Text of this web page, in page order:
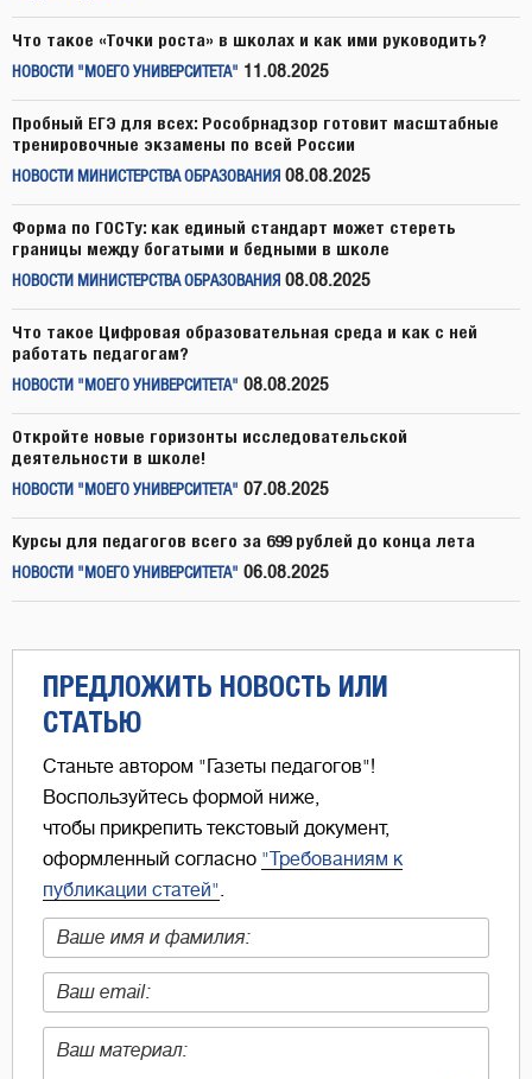
Что такое «Точки роста» в школах и как ими руководить?
НОВОСТИ "МОЕГО УНИВЕРСИТЕТА" 11.08.2025
Пробный ЕГЭ для всех: Рособрнадзор готовит масштабные
тренировочные экзамены по всей России
НОВОСТИ МИНИСТЕРСТВА ОБРАЗОВАНИЯ 08.08.2025
Форма по ГОСТу: как единый стандарт может стереть
границы между богатыми и бедными в школе
НОВОСТИ МИНИСТЕРСТВА ОБРАЗОВАНИЯ 08.08.2025
Что такое Цифровая образовательная среда и как с ней
работать педагогам?
НОВОСТИ "МОЕГО УНИВЕРСИТЕТА" 08.08.2025
Откройте новые горизонты исследовательской
деятельности в школе!
НОВОСТИ "МОЕГО УНИВЕРСИТЕТА" 07.08.2025
Курсы для педагогов всего за 699 рублей до конца лета
НОВОСТИ "МОЕГО УНИВЕРСИТЕТА" 06.08.2025
ПРЕДЛОЖИТЬ НОВОСТЬ ИЛИ
СТАТЬЮ
Станьте автором "Газеты педагогов"!
Воспользуйтесь формой ниже,
чтобы прикрепить текстовый документ,
оформленный согласно "Требованиям к
публикации статей"